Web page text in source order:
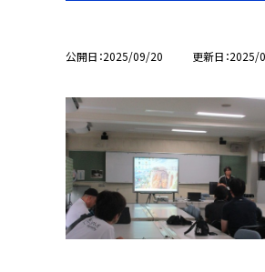
公開日 2025/09/20 更新日 2025/